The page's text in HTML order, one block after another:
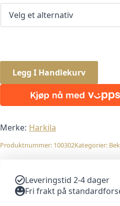
Legg I Handlekurv
Merke: Harkila
Produktnummer: 100302Kategorier:
Leveringstid 2-4 dager
Fri frakt på